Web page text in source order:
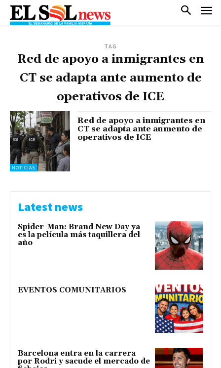
TAG
Red de apoyo a inmigrantes en
CT se adapta ante aumento de
operativos de ICE
NOTICIAS
Red de apoyo a inmigrantes en
CT se adapta ante aumento de
operativos de ICE
Latest news
Spider-Man: Brand New Day ya
es la película más taquillera del
año
EVENTOS COMUNITARIOS
Barcelona entra en la carrera
por Rodri y sacude el mercado de